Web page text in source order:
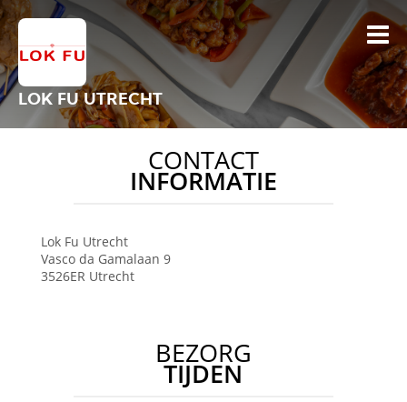
LOK FU UTRECHT
CONTACT
INFORMATIE
Lok Fu Utrecht
Vasco da Gamalaan 9
3526ER Utrecht
BEZORG
TIJDEN